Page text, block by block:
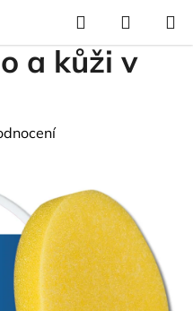
Hledat
KOŠÍK
a kůži v